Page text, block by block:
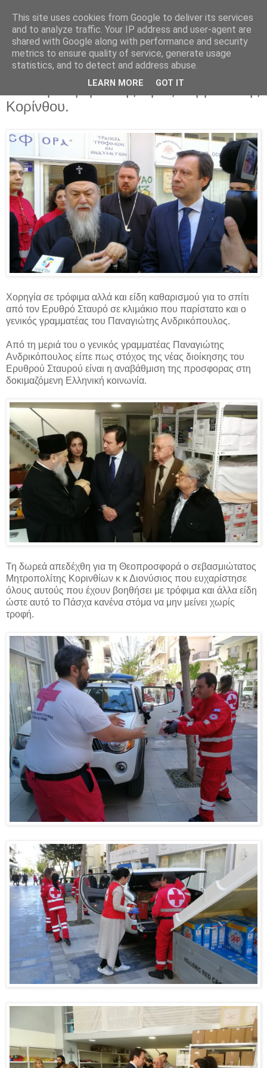
Parakato.gr
Χορηγία του Ερυθρού Σταυρού στη
"Θεοπροσφορά" της Ιεράς Μητρόπολης
Κορίνθου.
Χορηγία σε τρόφιμα αλλά και είδη καθαρισμού για το σπίτι
από τον Ερυθρό Σταυρό σε κλιμάκιο που παρίστατο και ο
γενικός γραμματέας του Παναγιώτης Ανδρικόπουλος.
Από τη μεριά του ο γενικός γραμματέας Παναγιώτης
Ανδρικόπουλος είπε πως στόχος της νέας διοίκησης του
Ερυθρού Σταυρού είναι η αναβάθμιση της προσφορας στη
δοκιμαζόμενη Ελληνική κοινωνία.
Τη δωρεά απεδέχθη για τη Θεοπροσφορά ο σεβασμιώτατος
Μητροπολίτης Κορινθίων κ κ Διονύσιος που ευχαρίστησε
όλους αυτούς που έχουν βοηθήσει με τρόφιμα και άλλα είδη
ώστε αυτό το Πάσχα κανένα στόμα να μην μείνει χωρίς
τροφή.
This site uses cookies from Google to deliver its services
and to analyze traffic. Your IP address and user-agent are
shared with Google along with performance and security
metrics to ensure quality of service, generate usage
statistics, and to detect and address abuse.
LEARN MORE GOT IT